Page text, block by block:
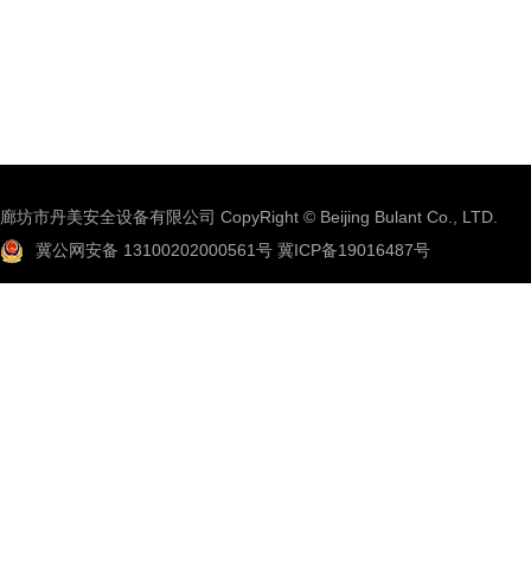
廊坊市丹美安全设备有限公司 CopyRight © Beijing Bulant Co., LTD.
冀公网安备 13100202000561号 冀ICP备19016487号